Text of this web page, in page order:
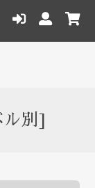
別]